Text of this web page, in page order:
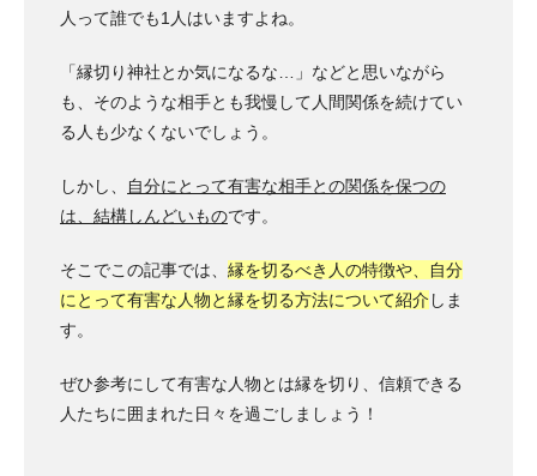
人って誰でも1人はいますよね。
「縁切り神社とか気になるな…」などと思いながら
も、そのような相手とも我慢して人間関係を続けてい
る人も少なくないでしょう。
しかし、
自分にとって有害な相手との関係を保つの
は、結構しんどいものです。
そこでこの記事では、 縁を切るべき人の特徴や、自分
にとって有害な人物と縁を切る方法について紹介 しま
す。
ぜひ参考にして有害な人物とは縁を切り、信頼できる
人たちに囲まれた日々を過ごしましょう！